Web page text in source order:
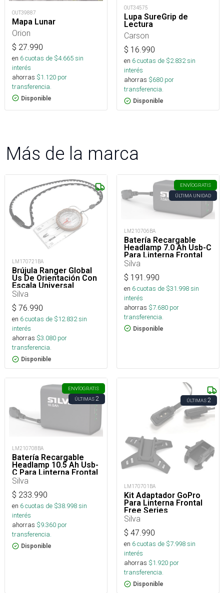
OUT39887
Mapa Lunar
Orion
$ 27.990
en 6cuotas de $4.665sin
interés
ahorras $1.120 por
transferencia.
Disponible
OUT34575
Lupa SureGrip de
Lectura
Carson
$ 16.990
en 6cuotas de $2.832sin
interés
ahorras $680 por
transferencia.
Disponible
Más de la marca
LM170721BA
Brújula Ranger Global
Us De Orientación Con
Escala Universal
Silva
$ 76.990
en 6cuotas de $12.832sin
interés
ahorras $3.080 por
transferencia.
Disponible
ENVÍOGRATIS
ÚLTIMA UNIDAD
LM210706BA
Batería Recargable
Headlamp 7.0 Ah Usb-C
Para Linterna Frontal
Silva
$ 191.990
en 6cuotas de $31.998sin
interés
ahorras $7.680 por
transferencia.
Disponible
ENVÍOGRATIS
ÚLTIMAS2
LM210708BA
Batería Recargable
Headlamp 10.5 Ah Usb-
C Para Linterna Frontal
Silva
$ 233.990
en 6cuotas de $38.998sin
interés
ahorras $9.360 por
transferencia.
Disponible
ÚLTIMAS2
LM170701BA
Kit Adaptador GoPro
Para Linterna Frontal
Free Series
Silva
$ 47.990
en 6cuotas de $7.998sin
interés
ahorras $1.920 por
transferencia.
Disponible